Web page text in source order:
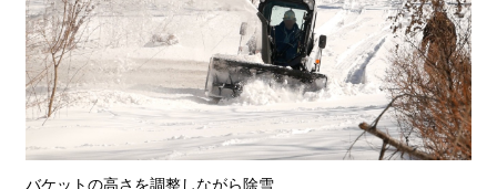
バケットの高さを調整しながら除雪